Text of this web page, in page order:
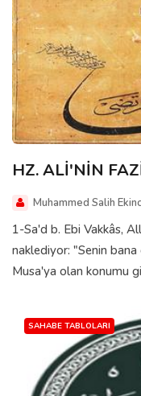
HZ. ALİ'NİN
Muhammed Salih
1-Sa'd b. Ebi Vakkâs,
naklediyor: "Senin
Musa'ya olan konumu
SAHABE TABLOLARI